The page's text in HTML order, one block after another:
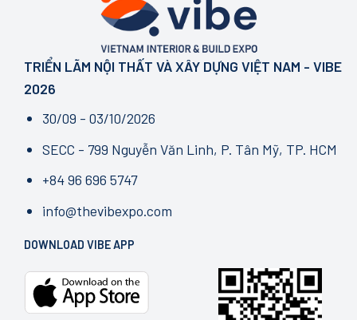
TRIỂN LÃM NỘI THẤT VÀ XÂY DỰNG VIỆT NAM - VIBE
2026
30/09 - 03/10/2026
SECC - 799 Nguyễn Văn Linh, P. Tân Mỹ, TP. HCM
+84 96 696 5747
info@thevibexpo.com
DOWNLOAD VIBE APP